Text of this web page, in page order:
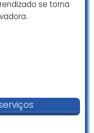
se torna
livro caro q foi
em um único